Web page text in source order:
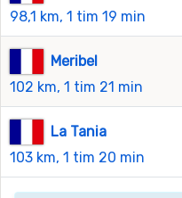
98,1 km, 1 tim 19 min
Meribel
102 km, 1 tim 21 min
La Tania
103 km, 1 tim 20 min